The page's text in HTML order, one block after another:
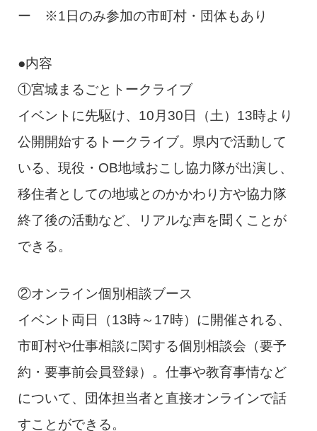
ー ※1日のみ参加の市町村・団体もあり
●内容
①宮城まるごとトークライブ
イベントに先駆け、10月30日（土）13時より
公開開始するトークライブ。県内で活動して
いる、現役・OB地域おこし協力隊が出演し、
移住者としての地域とのかかわり方や協力隊
終了後の活動など、リアルな声を聞くことが
できる。
②オンライン個別相談ブース
イベント両日（13時～17時）に開催される、
市町村や仕事相談に関する個別相談会（要予
約・要事前会員登録）。仕事や教育事情など
について、団体担当者と直接オンラインで話
すことができる。